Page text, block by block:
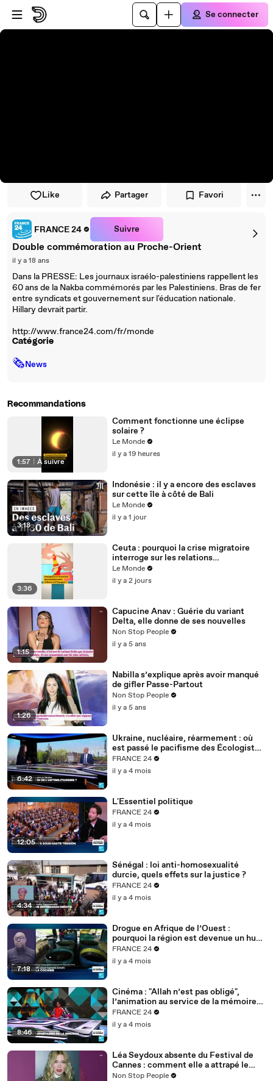
Passer au player
Passer au contenu principal
Se connecter
Like Partager Favori
FRANCE 24 Suivre
Double commémoration au Proche-Orient
il y a 18 ans
Dans la PRESSE: Les journaux israélo-palestiniens rappellent les
60 ans de la Nakba commémorés par les Palestiniens. Bras de fer
entre syndicats et gouvernement sur l'éducation nationale.
Hillary devrait partir.
http://www.france24.com/fr/monde
Catégorie
🗞News
Recommandations
1:57 À suivre
Comment fonctionne une éclipse
solaire ?
Le Monde
il y a 19 heures
3:18
Indonésie : il y a encore des esclaves
sur cette île à côté de Bali
Le Monde
il y a 1 jour
3:36
Ceuta : pourquoi la crise migratoire
interroge sur les relations
diplomatiques entre le Maroc et
l’Espagne ?
Le Monde
il y a 2 jours
1:15
Capucine Anav : Guérie du variant
Delta, elle donne de ses nouvelles
Non Stop People
il y a 5 ans
1:26
Nabilla s’explique après avoir manqué
de gifler Passe-Partout
Non Stop People
il y a 5 ans
6:42
Ukraine, nucléaire, réarmement : où
est passé le pacifisme des Écologistes
?
FRANCE 24
il y a 4 mois
12:05
L'Essentiel politique
FRANCE 24
il y a 4 mois
4:34
Sénégal : loi anti-homosexualité
durcie, quels effets sur la justice ?
FRANCE 24
il y a 4 mois
7:18
Drogue en Afrique de l’Ouest :
pourquoi la région est devenue un hub
mondial
FRANCE 24
il y a 4 mois
8:46
Cinéma : "Allah n’est pas obligé",
l’animation au service de la mémoire
des enfants-soldats
FRANCE 24
il y a 4 mois
Léa Seydoux absente du Festival de
Cannes : comment elle a attrapé le
Covid
Non Stop People